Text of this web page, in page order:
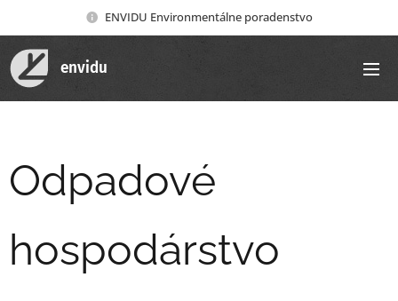
ENVIDU Environmentálne poradenstvo
envidu
Odpadové
hospodárstvo